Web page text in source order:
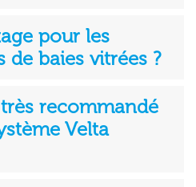
pour les
de baies vitrées ?
recommandé
Velta